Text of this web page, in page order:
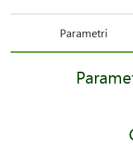
Parametri